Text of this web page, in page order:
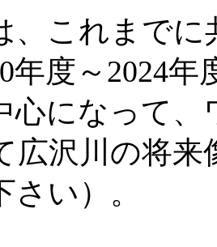
、これまで
年度～2024
心になって
広沢川の将
い）。